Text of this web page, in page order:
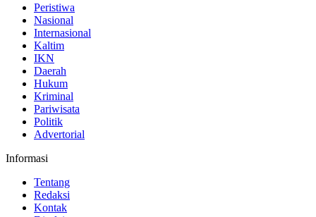
Peristiwa
Nasional
Internasional
Kaltim
IKN
Daerah
Hukum
Kriminal
Pariwisata
Politik
Advertorial
Informasi
Tentang
Redaksi
Kontak